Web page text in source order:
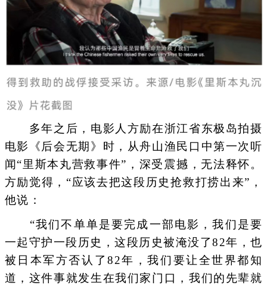
多年之后，电影人方励在浙江省东极岛拍摄
电影《后会无期》时，从舟山渔民口中第一次听
闻“里斯本丸营救事件”，深受震撼，无法释怀。
方励觉得，“应该去把这段历史抢救打捞出来”，
他说：
“我们不单单是要完成一部电影，我们是要
一起守护一段历史，这段历史被淹没了82年，也
被日本军方否认了82年，我们要让全世界都知
道，这件事就发生在我们家门口，我们的先辈就